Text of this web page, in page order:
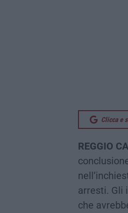
Clicca e
REGGIO
arresti. Gli
che